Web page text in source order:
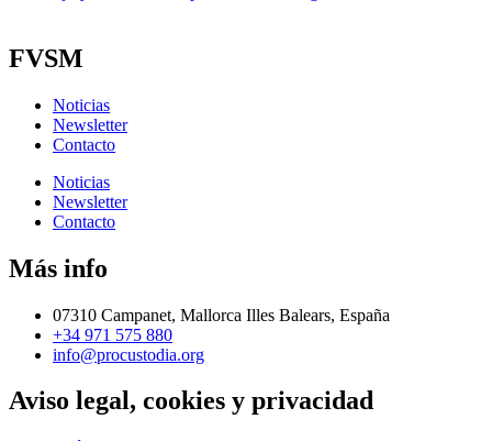
FVSM
Noticias
Newsletter
Contacto
Noticias
Newsletter
Contacto
Más info
07310 Campanet, Mallorca Illes Balears, España
+34 971 575 880
info@procustodia.org
Aviso legal, cookies y privacidad